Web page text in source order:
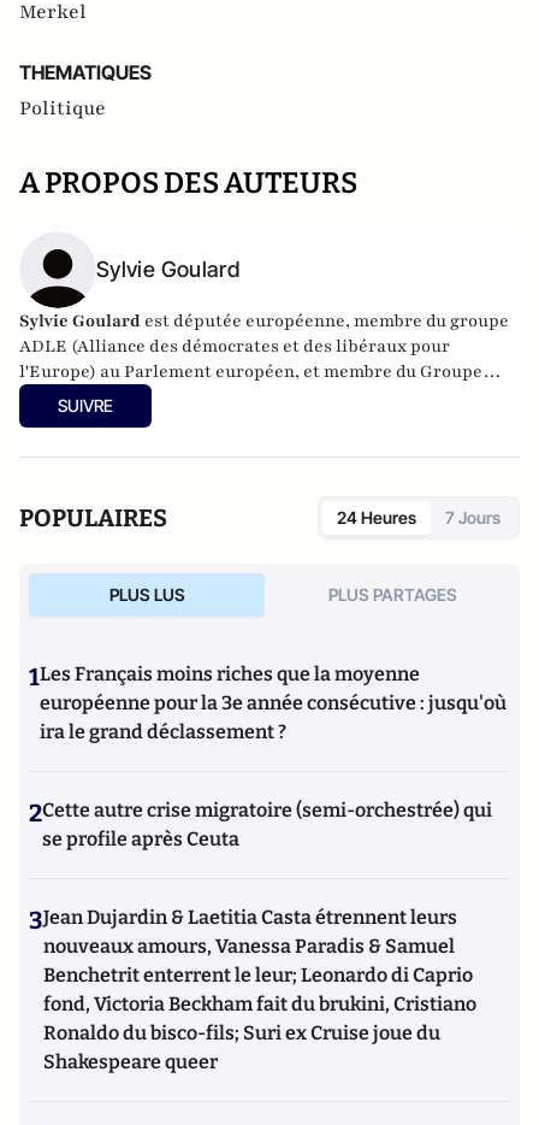
Merkel
THEMATIQUES
Politique
A PROPOS DES AUTEURS
Sylvie Goulard
Sylvie Goulard est députée européenne, membre du groupe
ADLE (Alliance des démocrates et des libéraux pour
l'Europe) au Parlement européen, et membre du Groupe
Eiffel Europe (
www.groupe-eiffel.eu
SUIVRE
POPULAIRES 24 Heures 7 Jours
PLUS LUS PLUS PARTAGES
1Les Français moins riches que la moyenne
européenne pour la 3e année consécutive : jusqu'où
ira le grand déclassement ?
2Cette autre crise migratoire (semi-orchestrée) qui
se profile après Ceuta
3Jean Dujardin & Laetitia Casta étrennent leurs
nouveaux amours, Vanessa Paradis & Samuel
Benchetrit enterrent le leur; Leonardo di Caprio
fond, Victoria Beckham fait du brukini, Cristiano
Ronaldo du bisco-fils; Suri ex Cruise joue du
Shakespeare queer